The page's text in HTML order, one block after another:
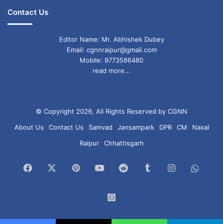
Contact Us
Editor Name: Mr. Abhishek Dubey
Email: cgnnraipur@gmail.com
Mobile: 9773586480
read more...
© Copyright 2026, All Rights Reserved by CGNN
About Us
Contact Us Samvad Jansampark DPR CM
Naxal
Raipur
Chhattisgarh
Facebook PinterestYouTubeReddit TumblrInstagram
Group